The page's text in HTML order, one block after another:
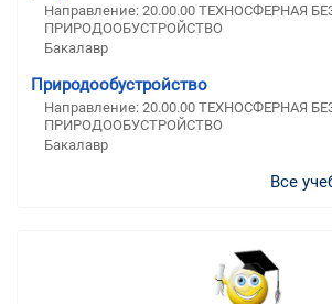
Направление: 20.00.00 ТЕХНОСФЕРНАЯ
ПРИРОДООБУСТРОЙСТВО
Бакалавр
Природообустройство
Направление: 20.00.00 ТЕХНОСФЕРНАЯ
ПРИРОДООБУСТРОЙСТВО
Бакалавр
Все